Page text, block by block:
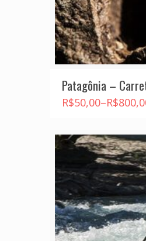
Patagônia –
R$50,00–R$